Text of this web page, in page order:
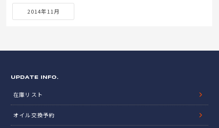
2014年11月
UPDATE INFO.
在庫リスト
オイル交換予約